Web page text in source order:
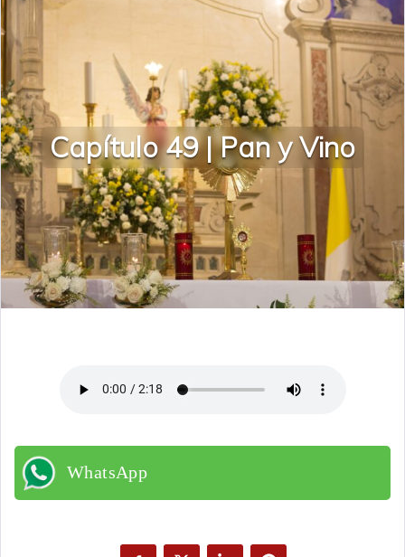
Capítulo 49 | Pan y Vino
WhatsApp